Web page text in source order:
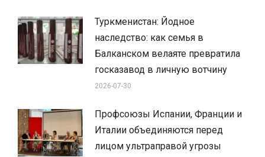
Туркменистан: Йодное
наследство: как семья в
Балканском велаяте превратила
госказавод в личную вотчину
2026-07-30
Профсоюзы Испании, Франции и
Италии объединяются перед
лицом ультраправой угрозы